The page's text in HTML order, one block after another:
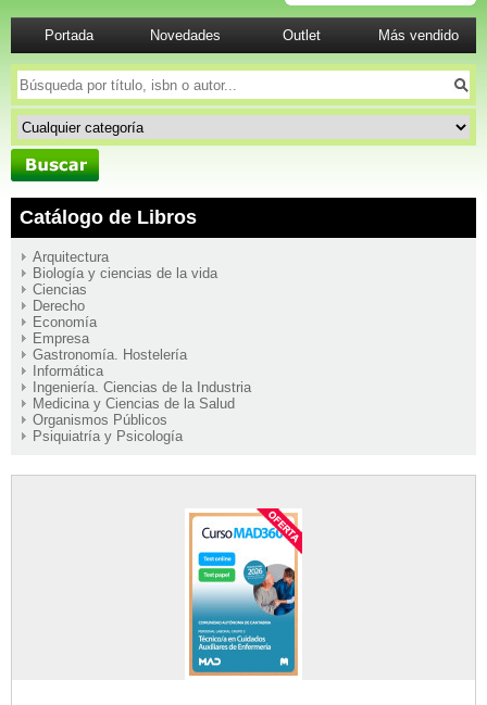
Portada Novedades Outlet Más vendido
Catálogo de Libros
Arquitectura
Biología y ciencias de la vida
Ciencias
Derecho
Economía
Empresa
Gastronomía. Hostelería
Informática
Ingeniería. Ciencias de la Industria
Medicina y Ciencias de la Salud
Organismos Públicos
Psiquiatría y Psicología